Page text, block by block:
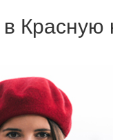
Красную